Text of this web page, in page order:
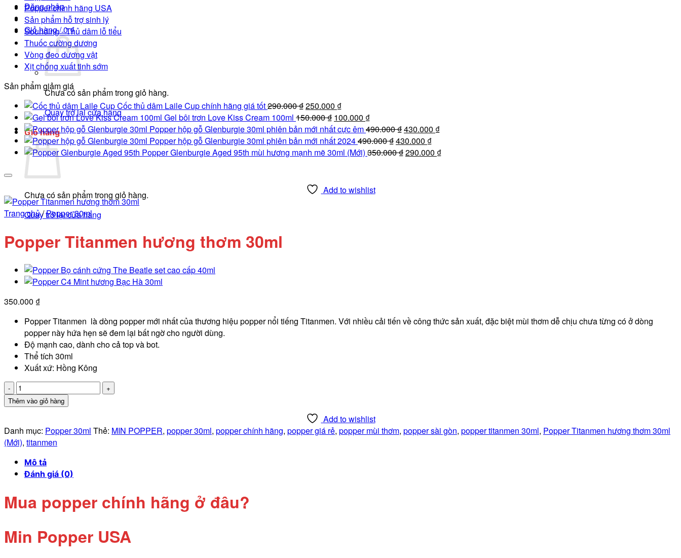
Đăng nhập
Giỏ hàng /0₫
Chưa có sản phẩm trong giỏ hàng.
Quay trở lại cửa hàng
Giỏ hàng
Chưa có sản phẩm trong giỏ hàng.
Quay trở lại cửa hàng
Popper chính hãng USA
Sản phẩm hỗ trợ sinh lý
Sounding - Thủ dâm lỗ tiểu
Thuốc cường dương
Vòng đeo dương vật
Xịt chống xuất tinh sớm
Sản phẩm giảm giá
Cốc thủ dâm Laile Cup chính hãng giá tốt290.000₫Giá
gốc
là:
290.000 ₫.
250.000 ₫Giá
hiện
tại
là:
250.000 ₫.
Gel bôi trơn Love Kiss Cream 100ml 150.000₫ Giá
gốc
là:
150.000 ₫.
100.000 ₫Giá
hiện
tại
là:
Popper hộp gỗ Glenburgie 30ml phiên bản mới nhất cực êm490.000₫Giá
gốc
là:
430.000 ₫Giá
tại
Popper hộp gỗ Glenburgie 30ml phiên bản mới nhất 2024490.000₫Giá
gốc
430.000 ₫Giá
hiện
Popper Glenburgie Aged 95th mùi hương mạnh mẽ 30ml (Mới) 350.000₫Giá
290.000 ₫Giá
Add to wishlist
Trang chủ/Popper 30ml
Popper Titanmen hương thơm 30ml
350.000 ₫
Popper Titanmen là dòng popper mới nhất của thương hiệu popper nổi tiếng Titanmen. Với nhiều cải tiến về công thức sản xuất, đặc biệt mùi thơm dễ chịu chưa từng có ở dòng
popper này hứa hẹn sẽ đem lại bất ngờ cho người dùng.
Độ mạnh cao, dành cho cả top và bot.
Thể tích 30ml
Xuất xứ: Hồng Kông
Popper
Titanmen
hương
30ml
số
lượng
Thêm vào giỏ hàng
Add to wishlist
Danh mục: Popper 30ml Thẻ: MIN POPPER, popper 30ml, popper chính hãng, popper giá rẻ, popper mùi thơm, popper sài gòn, popper titanmen 30ml, Popper Titanmen hương thơm 30ml
(Mới), titanmen
Mô tả
Đánh giá (0)
Mua popper chính hãng ở đâu?
Min Popper USA